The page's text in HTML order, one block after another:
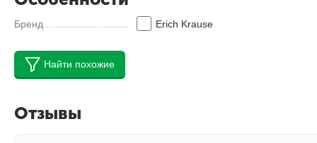
Бренд Erich Krause
Найти похожие
Отзывы